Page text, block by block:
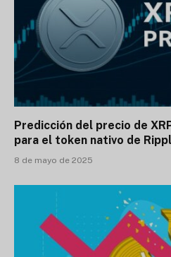
Predicción del precio de
para el token nativo de
8 de mayo de 2025